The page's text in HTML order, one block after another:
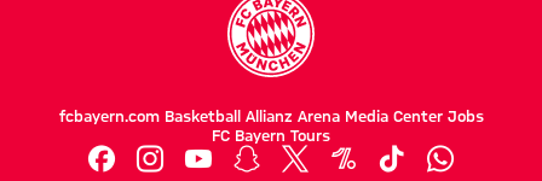
fcbayern.com Basketball Allianz Arena Media Center Jobs
FC Bayern Tours